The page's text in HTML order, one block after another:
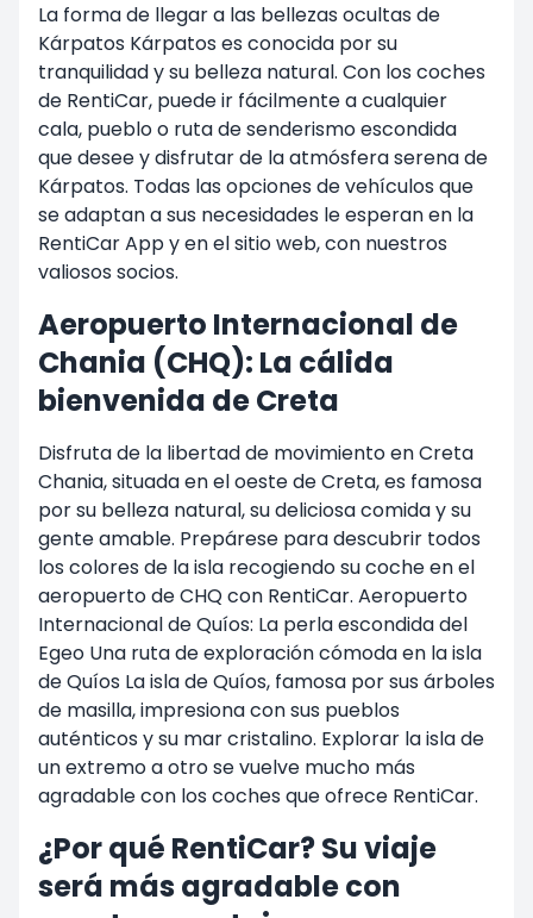
La forma de llegar a las bellezas ocultas de
Kárpatos Kárpatos es conocida por su
tranquilidad y su belleza natural. Con los coches
de RentiCar, puede ir fácilmente a cualquier
cala, pueblo o ruta de senderismo escondida
que desee y disfrutar de la atmósfera serena de
Kárpatos. Todas las opciones de vehículos que
se adaptan a sus necesidades le esperan en la
RentiCar App y en el sitio web, con nuestros
valiosos socios.
Aeropuerto Internacional de
Chania (CHQ): La cálida
bienvenida de Creta
Disfruta de la libertad de movimiento en Creta
Chania, situada en el oeste de Creta, es famosa
por su belleza natural, su deliciosa comida y su
gente amable. Prepárese para descubrir todos
los colores de la isla recogiendo su coche en el
aeropuerto de CHQ con RentiCar. Aeropuerto
Internacional de Quíos: La perla escondida del
Egeo Una ruta de exploración cómoda en la isla
de Quíos La isla de Quíos, famosa por sus árboles
de masilla, impresiona con sus pueblos
auténticos y su mar cristalino. Explorar la isla de
un extremo a otro se vuelve mucho más
agradable con los coches que ofrece RentiCar.
¿Por qué RentiCar? Su viaje
será más agradable con